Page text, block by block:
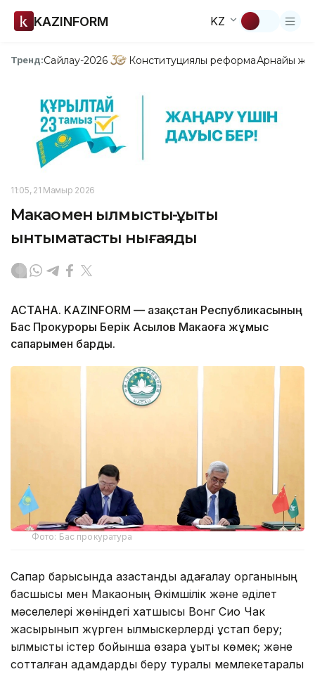
KAZINFORM KZ
Тренд:Сайлау-2026 Конституциялық реформаАрнайы
11:05, 21 Мамыр 2026
Макаомен қылмыстық-құқықтық
ынтымақтастық нығаяды
АСТАНА. KAZINFORM — Қазақстан Республикасының
Бас Прокуроры Берік Асылов Макаоға жұмыс
сапарымен барды.
Фото: Бас прокуратура
Сапар барысында қазақстандық қадағалау органының
басшысы мен Макаоның Әкімшілік және әділет
мәселелері жөніндегі хатшысы Вонг Сио Чак
жасырынып жүрген қылмыскерлерді ұстап беру;
қылмыстық істер бойынша өзара құқықтық көмек; және
сотталған адамдарды беру туралы мемлекетаралық